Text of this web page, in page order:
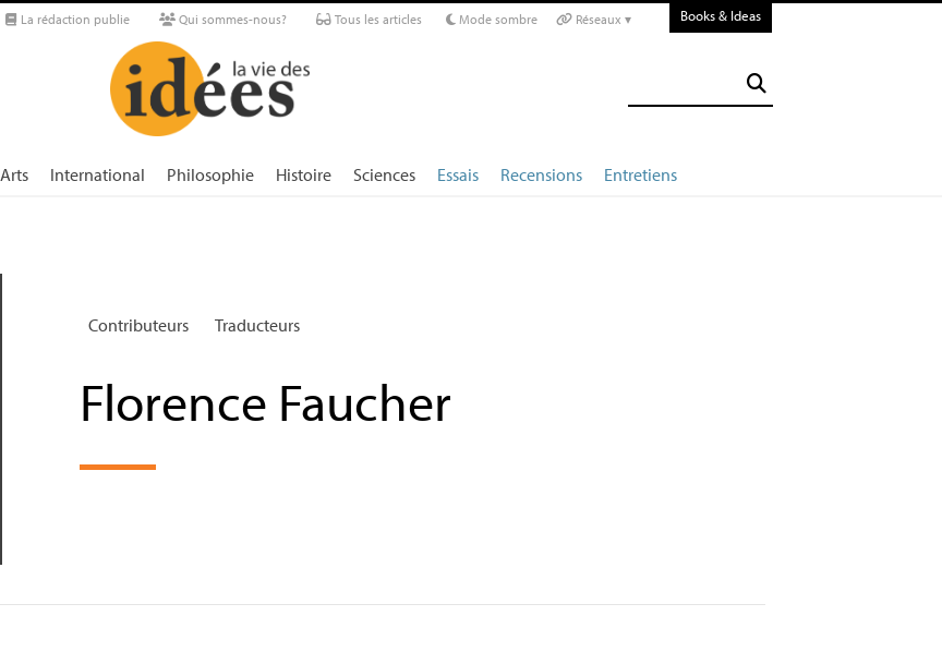
La rédaction publie Qui sommes-nous? Tous les articles Mode sombre Réseaux ▾ Books & Ideas
Arts International Philosophie Histoire Sciences Essais Recensions Entretiens
Contributeurs Traducteurs
Florence Faucher